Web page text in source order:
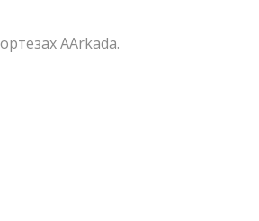
AArkada.